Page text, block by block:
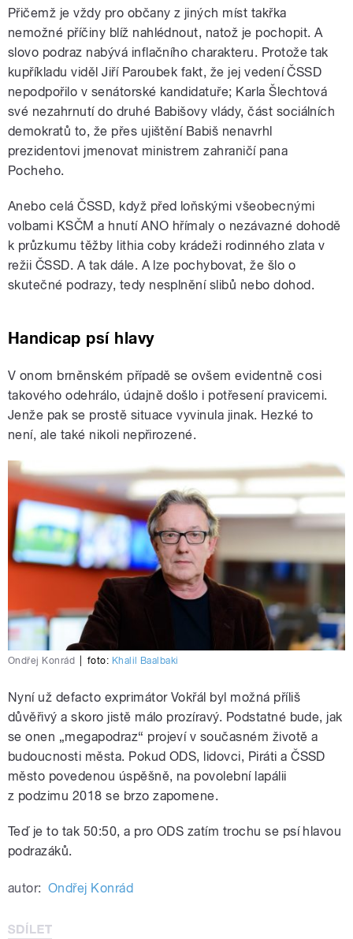
Přičemž je vždy pro občany z jiných míst takřka
nemožné příčiny blíž nahlédnout, natož je pochopit. A
slovo podraz nabývá inflačního charakteru. Protože tak
kupříkladu viděl Jiří Paroubek fakt, že jej vedení ČSSD
nepodpořilo v senátorské kandidatuře; Karla Šlechtová
své nezahrnutí do druhé Babišovy vlády, část sociálních
demokratů to, že přes ujištění Babiš nenavrhl
prezidentovi jmenovat ministrem zahraničí pana
Pocheho.
Anebo celá ČSSD, když před loňskými všeobecnými
volbami KSČM a hnutí ANO hřímaly o nezávazné dohodě
k průzkumu těžby lithia coby krádeži rodinného zlata v
režii ČSSD. A tak dále. A lze pochybovat, že šlo o
skutečné podrazy, tedy nesplnění slibů nebo dohod.
Handicap psí hlavy
V onom brněnském případě se ovšem evidentně cosi
takového odehrálo, údajně došlo i potřesení pravicemi.
Jenže pak se prostě situace vyvinula jinak. Hezké to
není, ale také nikoli nepřirozené.
Ondřej Konrád foto: Khalil Baalbaki
Nyní už defacto exprimátor Vokřál byl možná příliš
důvěřivý a skoro jistě málo prozíravý. Podstatné bude, jak
se onen „megapodraz“ projeví v současném životě a
budoucnosti města. Pokud ODS, lidovci, Piráti a ČSSD
město povedenou úspěšně, na povolební lapálii
z podzimu 2018 se brzo zapomene.
Teď je to tak 50:50, a pro ODS zatím trochu se psí hlavou
podrazáků.
autor: Ondřej Konrád